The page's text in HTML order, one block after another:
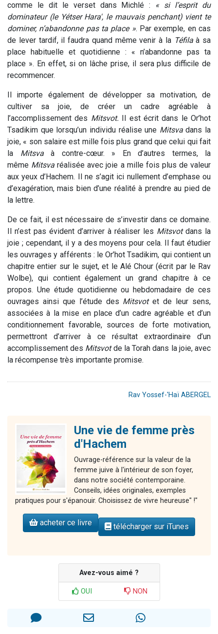
comme le dit le verset dans Michlé : « si l’esprit du
dominateur (le Yétser Hara', le mauvais penchant) vient te
dominer, n’abandonne pas ta place ». Par exemple, en cas
de lever tardif, il faudra quand même venir à la Téfilaà sa
place habituelle et quotidienne : « n’abandonne pas ta
place ». En effet, si on lâche prise, il sera plus difficile de
recommencer.
Il importe également de développer sa motivation, de
cultiver sa joie, de créer un cadre agréable à
l’accomplissement des Mitsvot.
Il est écrit dans le Or’hot
Tsadikim que lorsqu’un individu réalise une Mitsvadans la
joie, « son salaire est mille fois plus grand que celui qui fait
la Mitsva à contre-cœur. » En d’autres termes, la
même Mitsva réalisée avec joie a mille fois plus de valeur
aux yeux d’Hachem. Il ne s’agit ici nullement d’emphase ou
d’exagération, mais bien d’une réalité à prendre au pied de
la lettre.
De ce fait, il est nécessaire de s’investir dans ce domaine.
Il n’est pas évident d’arriver à réaliser les Mitsvotdans la
joie ; cependant, il y a des moyens pour cela. Il faut étudier
les ouvrages y afférents : le Or’hot Tsadikim, qui contient un
chapitre entier sur le sujet, et le Alé Chour (écrit par le Rav
Wolbe), qui contient également un grand chapitre à ce
propos. Une étude quotidienne ou hebdomadaire de ces
ouvrages ainsi que l’étude des Mitsvotet de leur sens,
associées à la mise en place d’un cadre agréable et d’un
conditionnement favorable, sources de forte motivation,
permettront d’arriver à ce résultat extraordinaire d’un
accomplissement des Mitsvotde la Torah dans la joie, avec
la récompense très importante promise.
Rav Yossef-'Haï ABERGEL
Une vie de femme près
d'Hachem
Ouvrage-référence sur la valeur de la
femme juive à l'intérieur de son foyer,
dans notre société contemporaine.
Conseils, idées originales, exemples
pratiques pour s'épanouir. Choisissez de vivre heureuse" !"
acheter ce livre télécharger sur iTunes
Avez-vous aimé ?
OUI NON